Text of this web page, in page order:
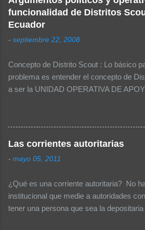
campamentos:
impermeable Gorra o
Extra con todos sus
ropa por cada día de
que incluya: Calcetines /
Pañuelo Traje de baño
Cuchara Tenedor Plato
higiene personal Jabón
Sanitario, en bolsa de
Hilo Botones Seguros
funcionalidad de Distritos
Ecuador
- septiembre 22, 2008
Concepto de Distrito Scout : Lo básico
problema es entender el concepto de
a ser la UNIDAD OPERATIVA DE
realización de eventos distritales deben
las necesidades que tiene un Grupo
proveer de temas operativos ya que se
error, puesto que el tener dos niveles
cargos lo cual no tiene sentido en una
como la nuestra. Por ello se
niveles (Nacional -> Distrito -> Grupo).
Las corrientes autoritarias
- mayo 05, 2011
¿Qué es una corriente autoritaria? No
institucional que medie a autoridades
tener una persona que sea la